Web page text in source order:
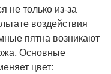
не только из-за
воздействия
пятна возникают
Основные
цвет: